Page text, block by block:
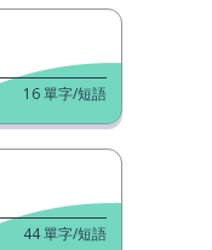
16單字/短語
44單字/短語